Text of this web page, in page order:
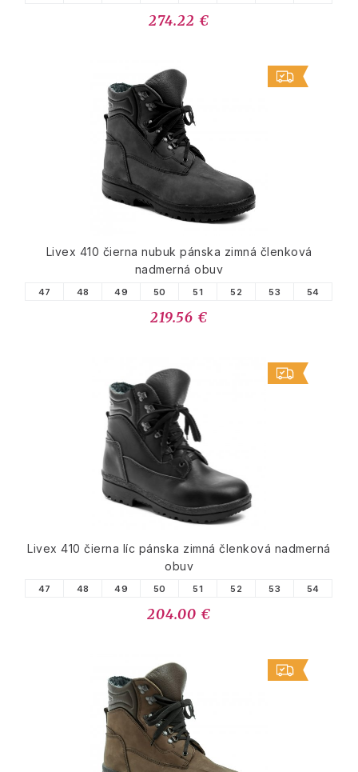
274.22 €
Livex 410 čierna nubuk pánska zimná členková
nadmerná obuv
47 48 49 50 51 52 53 54
219.56 €
Livex 410 čierna líc pánska zimná členková nadmerná
obuv
47 48 49 50 51 52 53 54
204.00 €